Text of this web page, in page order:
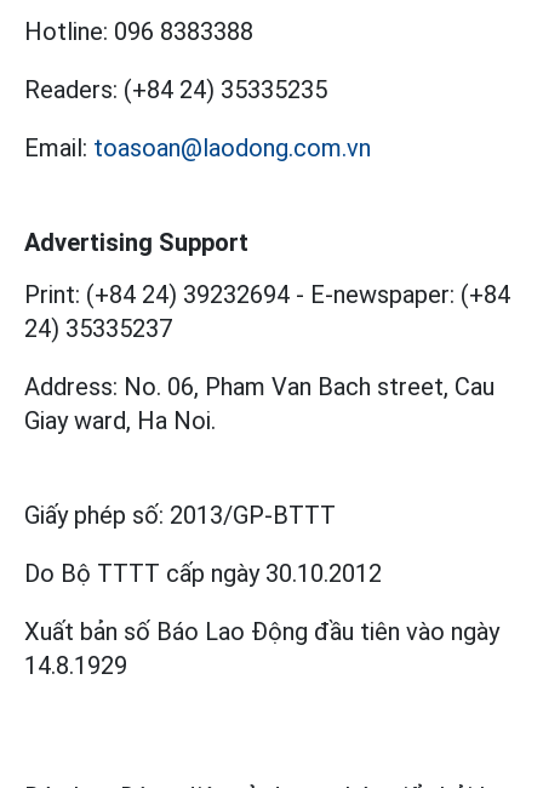
Hotline: 096 8383388
Readers: (+84 24) 35335235
Email: toasoan@laodong.com.vn
Advertising Support
Print: (+84 24) 39232694 - E-newspaper: (+84
24) 35335237
Address: No. 06, Pham Van Bach street, Cau
Giay ward, Ha Noi.
Giấy phép số: 2013/GP-BTTT
Do Bộ TTTT cấp ngày 30.10.2012
Xuất bản số Báo Lao Động đầu tiên vào ngày
14.8.1929